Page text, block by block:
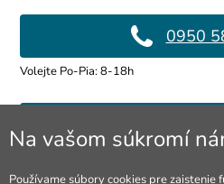
0950
Volejte Po-Pia: 8-18h
Na vašom súkromí
Používame súbory cookies pre zaistenie